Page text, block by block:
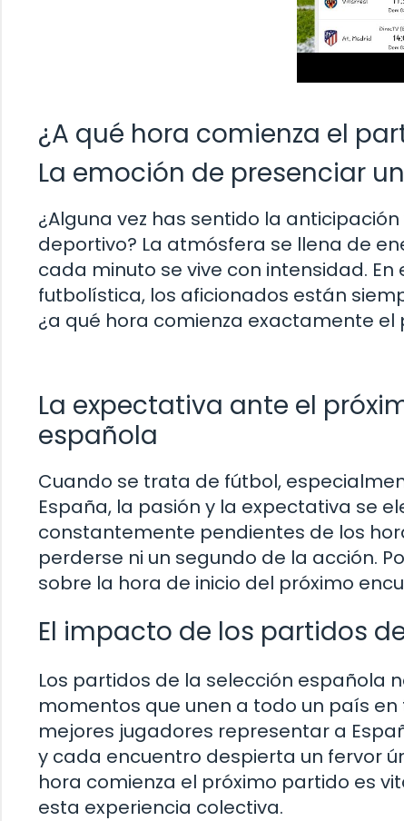
¿A qué hora comienza el
La emoción de presenciar
¿Alguna vez has sentido la
deportivo? La atmósfera se llena de
cada minuto se vive con intensidad.
futbolística, los aficionados están
¿a qué hora comienza exactamente el
La expectativa ante el
española
Cuando se trata de fútbol,
España, la pasión y la expectativa se
constantemente pendientes de los
perderse ni un segundo de la acción.
sobre la hora de inicio del próximo
El impacto de los partidos
Los partidos de la selección española
momentos que unen a todo un país
mejores jugadores representar a
y cada encuentro despierta un fervor
hora comienza el próximo partido es
esta experiencia colectiva.